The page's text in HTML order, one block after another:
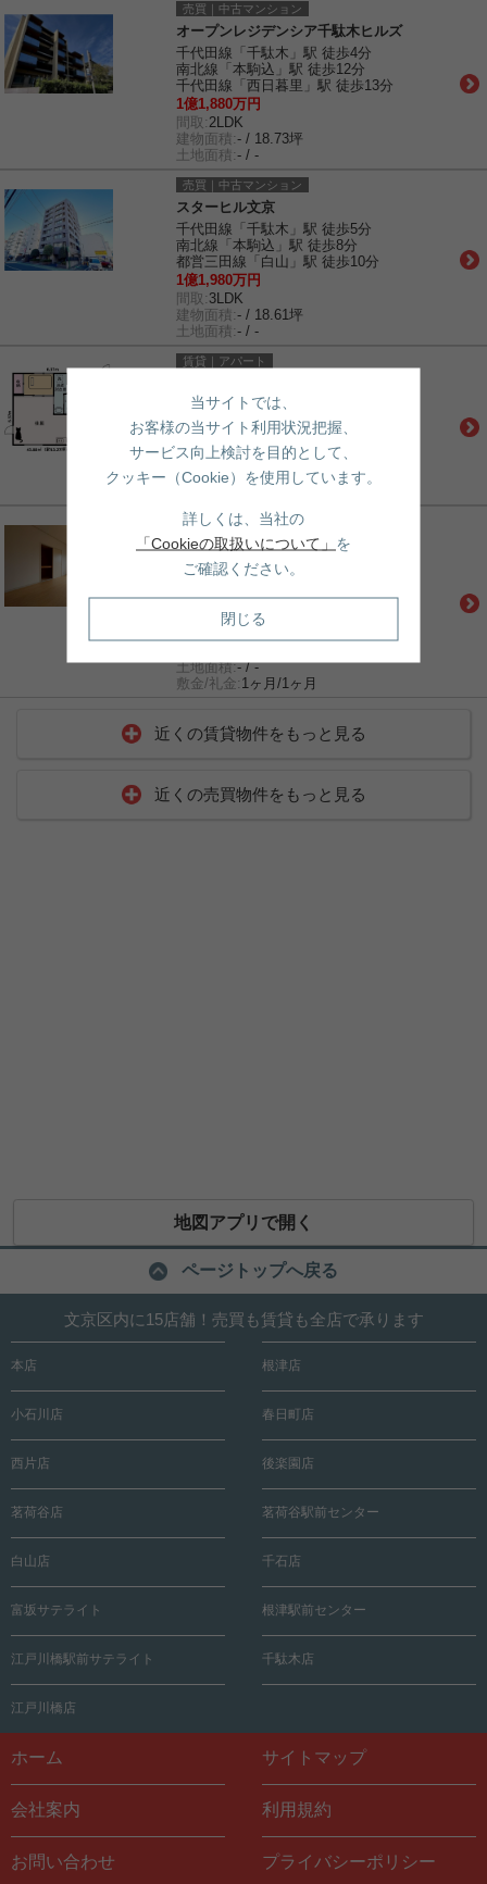
売買｜中古マンション
オープンレジデンシア千駄木ヒルズ
千代田線「千駄木」駅 徒歩4分
南北線「本駒込」駅 徒歩12分
千代田線「西日暮里」駅 徒歩13分
1億1,880万円
間取: 2LDK
建物面積:- / 18.73坪
土地面積:- / -
売買｜中古マンション
スターヒル文京
千代田線「千駄木」駅 徒歩5分
南北線「本駒込」駅 徒歩8分
都営三田線「白山」駅 徒歩10分
1億1,980万円
間取: 3LDK
建物面積:- / 18.61坪
土地面積:- / -
賃貸｜アパート
千代田線「千駄木」駅 徒歩2分
18.9万円
1LDK
建物面積:- / 13.27坪
土地面積:
- / -
敷金/礼金:
1ヶ月/1ヶ月
賃貸｜マンション
エストレージュ文京千駄木
千代田線「千駄木」駅 徒歩4分
南北線「本駒込」駅 徒歩8分
都営三田線「白山」駅 徒歩11分
13.5万円
土地面積:- / -
敷金/礼金: 1ヶ月/1ヶ月
近くの賃貸物件をもっと見る
近くの売買物件をもっと見る
地図アプリで開く
ページトップへ戻る
文京区内に15店舗！売買も賃貸も全店で承ります
本店 根津店
小石川店 春日町店
西片店 後楽園店
茗荷谷店 茗荷谷駅前センター
白山店 千石店
富坂サテライト 根津駅前センター
江戸川橋駅前サテライト 千駄木店
江戸川橋店
ホーム サイトマップ
会社案内 利用規約
お問い合わせ プライバシーポリシー
当サイトでは、
お客様の当サイト利用状況把握、
サービス向上検討を目的として、
クッキー（Cookie）を使用しています。
詳しくは、当社の
「Cookieの取扱いについて」 を
ご確認ください。
閉じる